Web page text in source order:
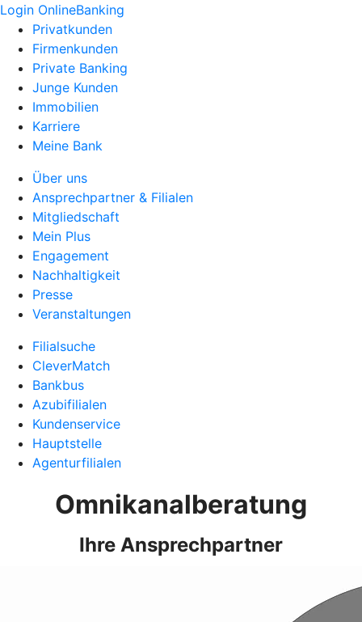
Login OnlineBanking
Privatkunden
Firmenkunden
Private Banking
Junge Kunden
Immobilien
Karriere
Meine Bank
Über uns
Ansprechpartner & Filialen
Mitgliedschaft
Mein Plus
Engagement
Nachhaltigkeit
Presse
Veranstaltungen
Filialsuche
CleverMatch
Bankbus
Azubifilialen
Kundenservice
Hauptstelle
Agenturfilialen
Omnikanalberatung
Ihre Ansprechpartner